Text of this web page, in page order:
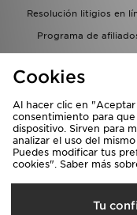
Resolución litigios en
Programa de
del grupo JD -
Cookies
Al hacer clic en
consentimiento para
dispositivo. Sirven para
analizar el uso del
Puedes modificar tus
cookies". Saber más
Tu